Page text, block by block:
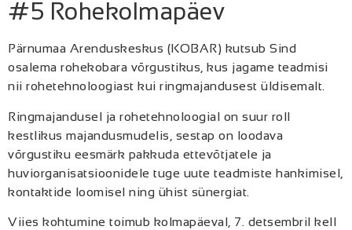
#5 Rohekolmapäev
Pärnumaa Arenduskeskus (KOBAR) kutsub Sind
osalema rohekobara võrgustikus, kus jagame teadmisi
nii rohetehnoloogiast kui ringmajandusest üldisemalt.
Ringmajandusel ja rohetehnoloogial on suur roll
kestlikus majandusmudelis, sestap on loodava
võrgustiku eesmärk pakkuda ettevõtjatele ja
huviorganisatsioonidele tuge uute teadmiste hankimisel,
kontaktide loomisel ning ühist sünergiat.
Viies kohtumine toimub kolmapäeval, 7. detsembril kell